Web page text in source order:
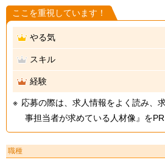
ここを重視しています！
やる気
スキル
経験
応募の際は、求人情報をよく読み、
事担当者が求めている人材像』をPR
職種